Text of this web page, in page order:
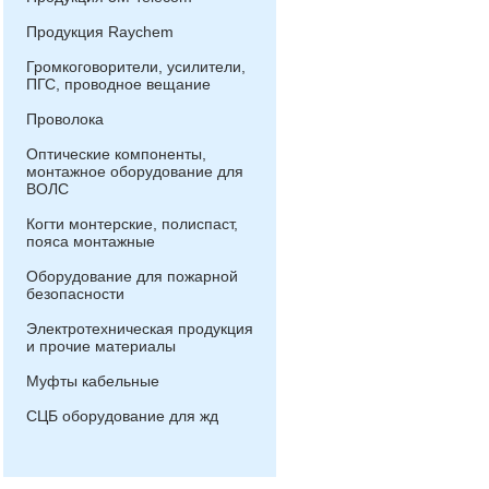
Продукция Raychem
Громкоговорители, усилители,
ПГС, проводное вещание
Проволока
Оптические компоненты,
монтажное оборудование для
ВОЛС
Когти монтерские, полиспаст,
пояса монтажные
Оборудование для пожарной
безопасности
Электротехническая продукция
и прочие материалы
Муфты кабельные
СЦБ оборудование для жд